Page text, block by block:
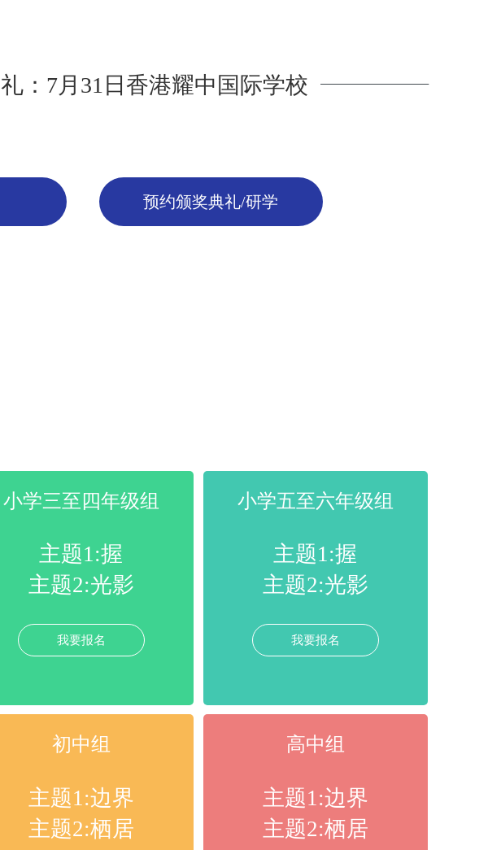
：7月31日香港耀中国际学校
预约颁奖典礼/研学
小学三至四年级组
主题1:握
主题2:光影
我要报名
小学五至六年级组
主题1:握
主题2:光影
我要报名
初中组
主题1:边界
主题2:栖居
高中组
主题1:边界
主题2:栖居